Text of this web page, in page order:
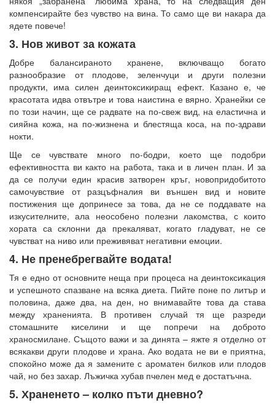
компенсирайте без чувство на вина. То само ще ви накара да
ядете повече!
3. Нов живот за кожата
Добре балансираното хранене, включващо богато
разнообразие от плодове, зеленчуци и други полезни
продукти, има силен деинтоксикиращ ефект. Казано е, че
красотата идва отвътре и това наистина е вярно. Хранейки се
по този начин, ще се радвате на по-свеж вид, на еластична и
сияйна кожа, на по-жизнена и блестяща коса, на по-здрави
нокти.
Ще се чувствате много по-бодри, което ще подобри
ефективността ви както на работа, така и в личен план. И за
да се получи един красив затворен кръг, новопридобитото
самочувствие от разцъфналия ви външен вид и новите
постижения ще допринесе за това, да не се поддавате на
изкусителните, ала неособено полезни лакомства, с които
хората са склонни да прекаляват, когато гладуват, не се
чувстват на ниво или преживяват негативни емоции.
4. Не пренебрегвайте водата!
Тя е едно от основните неща при процеса на деинтоксикация
и успешното спазване на всяка диета. Пийте поне по литър и
половина, даже два, на ден, но внимавайте това да става
между храненията. В противен случай тя ще разреди
стомашните киселини и ще попречи на доброто
храносмилане. Същото важи и за динята – яжте я отделно от
всякакви други плодове и храна. Ако водата не ви е приятна,
спокойно може да я замените с ароматен билков или плодов
чай, но без захар. Лъжичка хубав пчелен мед е достатъчна.
5. Храненето – колко пъти дневно?